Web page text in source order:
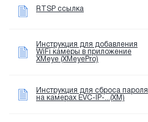
RTSP ссылка
Инструкция для добавления
WiFi камеры в приложение
XMeye (XMeyePro)
Инструкция для сброса пароля
на камерах EVC-IP-...(XM)